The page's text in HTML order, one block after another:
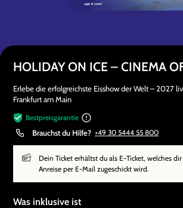
HOLIDAY ON ICE – CINEMA
Erlebe die erfolgreichste Eisshow der Welt – 2027
Frankfurt am Main
Bestpreisgarantie
Brauchst du Hilfe? +49 30 5444 55 800
Dein Ticket erhältst du als E-Ticket, welches
Anreise per E-Mail zugeschickt wird.
Was inklusive ist